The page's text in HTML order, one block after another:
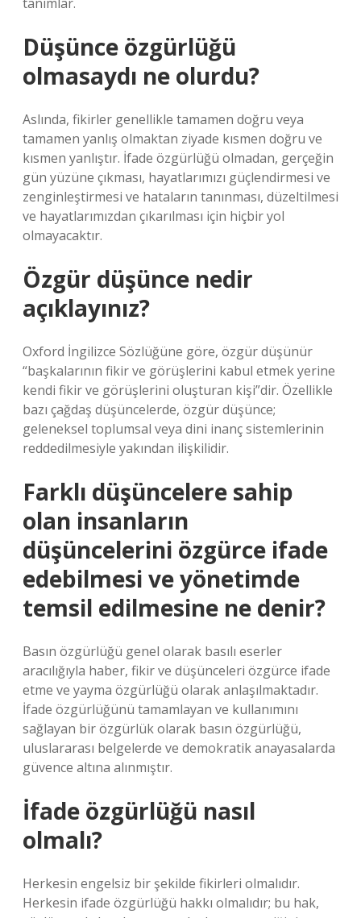
Düşünce özgürlüğü
olmasaydı ne olurdu?
Aslında, fikirler genellikle tamamen doğru veya
tamamen yanlış olmaktan ziyade kısmen doğru ve
kısmen yanlıştır. İfade özgürlüğü olmadan, gerçeğin
gün yüzüne çıkması, hayatlarımızı güçlendirmesi ve
zenginleştirmesi ve hataların tanınması, düzeltilmesi
ve hayatlarımızdan çıkarılması için hiçbir yol
olmayacaktır.
Özgür düşünce nedir
açıklayınız?
Oxford İngilizce Sözlüğüne göre, özgür düşünür
“başkalarının fikir ve görüşlerini kabul etmek yerine
kendi fikir ve görüşlerini oluşturan kişi”dir. Özellikle
bazı çağdaş düşüncelerde, özgür düşünce;
geleneksel toplumsal veya dini inanç sistemlerinin
reddedilmesiyle yakından ilişkilidir.
Farklı düşüncelere sahip
olan insanların
düşüncelerini özgürce ifade
edebilmesi ve yönetimde
temsil edilmesine ne denir?
Basın özgürlüğü genel olarak basılı eserler
aracılığıyla haber, fikir ve düşünceleri özgürce ifade
etme ve yayma özgürlüğü olarak anlaşılmaktadır.
İfade özgürlüğünü tamamlayan ve kullanımını
sağlayan bir özgürlük olarak basın özgürlüğü,
uluslararası belgelerde ve demokratik anayasalarda
güvence altına alınmıştır.
İfade özgürlüğü nasıl
olmalı?
Herkesin engelsiz bir şekilde fikirleri olmalıdır.
Herkesin ifade özgürlüğü hakkı olmalıdır; bu hak,